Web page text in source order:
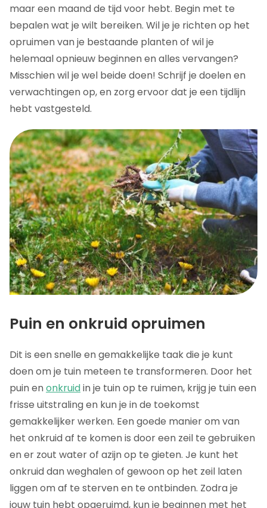
maar een maand de tijd voor hebt. Begin met te
bepalen wat je wilt bereiken. Wil je je richten op het
opruimen van je bestaande planten of wil je
helemaal opnieuw beginnen en alles vervangen?
Misschien wil je wel beide doen! Schrijf je doelen en
verwachtingen op, en zorg ervoor dat je een tijdlijn
hebt vastgesteld.
Puin en onkruid opruimen
Dit is een snelle en gemakkelijke taak die je kunt
doen om je tuin meteen te transformeren. Door het
puin enonkruidin je tuin op te ruimen, krijg je tuin een
frisse uitstraling en kun je in de toekomst
gemakkelijker werken. Een goede manier om van
het onkruid af te komen is door een zeil te gebruiken
en er zout water of azijn op te gieten. Je kunt het
onkruid dan weghalen of gewoon op het zeil laten
liggen om af te sterven en te ontbinden. Zodra je
jouw tuin hebt opgeruimd, kun je beginnen met het